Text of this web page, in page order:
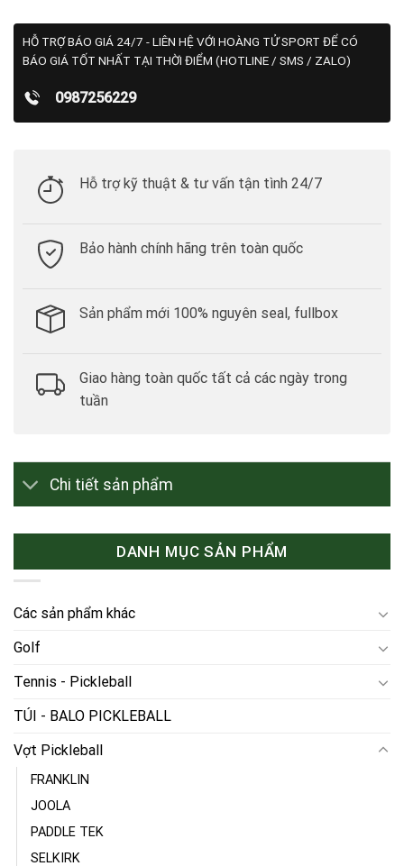
HỖ TRỢ BÁO GIÁ 24/7 - LIÊN HỆ VỚI HOÀNG TỬ SPORT ĐỂ CÓ
BÁO GIÁ TỐT NHẤT TẠI THỜI ĐIỂM (HOTLINE / SMS / ZALO)
0987256229
Hỗ trợ kỹ thuật & tư vấn tận tình 24/7
Bảo hành chính hãng trên toàn quốc
Sản phẩm mới 100% nguyên seal, fullbox
Giao hàng toàn quốc tất cả các ngày trong
tuần
Chi tiết sản phẩm
DANH MỤC SẢN PHẨM
Các sản phẩm khác
Golf
Tennis - Pickleball
TÚI - BALO PICKLEBALL
Vợt Pickleball
FRANKLIN
JOOLA
PADDLE TEK
SELKIRK